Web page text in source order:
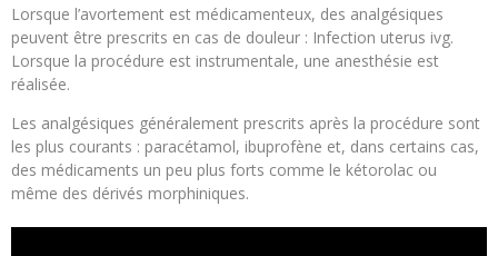
Lorsque l’avortement est médicamenteux, des analgésiques
peuvent être prescrits en cas de douleur : Infection uterus ivg.
Lorsque la procédure est instrumentale, une anesthésie est
réalisée.
Les analgésiques généralement prescrits après la procédure sont
les plus courants : paracétamol, ibuprofène et, dans certains cas,
des médicaments un peu plus forts comme le kétorolac ou
même des dérivés morphiniques.